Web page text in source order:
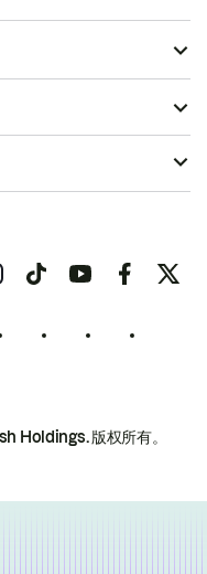
Holdings.版权所有。